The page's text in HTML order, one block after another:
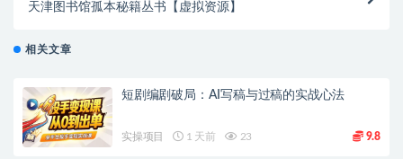
天津图书馆孤本秘籍丛书【虚拟资源】
相关文章
短剧编剧破局：AI写稿与过稿的实战心法
实操项目 1 天前 23 9.8